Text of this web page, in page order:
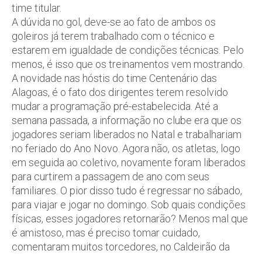
time titular.
A dúvida no gol, deve-se ao fato de ambos os
goleiros já terem trabalhado com o técnico e
estarem em igualdade de condições técnicas. Pelo
menos, é isso que os treinamentos vem mostrando.
A novidade nas hóstis do time Centenário das
Alagoas, é o fato dos dirigentes terem resolvido
mudar a programação pré-estabelecida. Até a
semana passada, a informação no clube era que os
jogadores seriam liberados no Natal e trabalhariam
no feriado do Ano Novo. Agora não, os atletas, logo
em seguida ao coletivo, novamente foram liberados
para curtirem a passagem de ano com seus
familiares. O pior disso tudo é regressar no sábado,
para viajar e jogar no domingo. Sob quais condições
físicas, esses jogadores retornarão? Menos mal que
é amistoso, mas é preciso tomar cuidado,
comentaram muitos torcedores, no Caldeirão da